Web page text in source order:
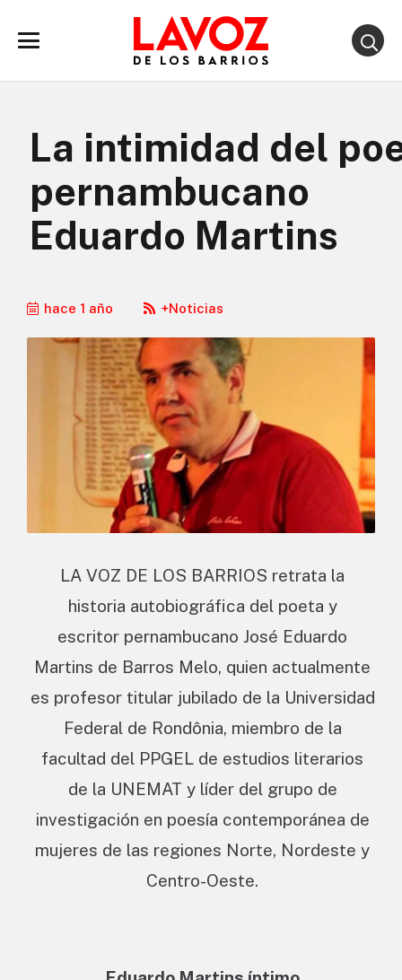
La intimidad del
pernambucano
Eduardo Martins
hace 1 año +Noticias
LA VOZ DE LOS BARRIOS retrata la
historia autobiográfica del poeta y
escritor pernambucano José Eduardo
Martins de Barros Melo, quien actualmente
es profesor titular jubilado de la Universidad
Federal de Rondônia, miembro de la
facultad del PPGEL de estudios literarios
de la UNEMAT y líder del grupo de
investigación en poesía contemporánea de
mujeres de las regiones Norte, Nordeste y
Centro-Oeste.